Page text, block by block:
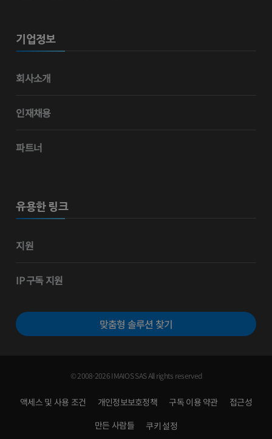
기업정보
회사소개
인재채용
파트너
유용한 링크
지원
IP 구독 지원
맞춤형 솔루션 찾기
© 2008-2026 IMAIOS SAS All rights reserved
액세스 및 사용 조건 개인정보보호정책 구독 이용 약관
접근성
만든 사람들
쿠키 설정